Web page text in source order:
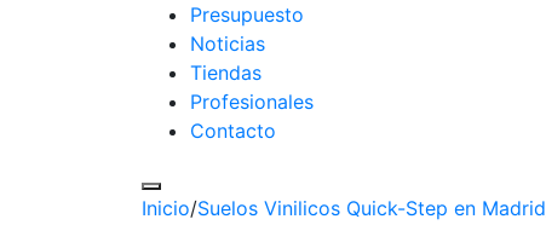
Presupuesto
Noticias
Tiendas
Profesionales
Contacto
Inicio/Suelos Vinilicos Quick-Step en Madrid